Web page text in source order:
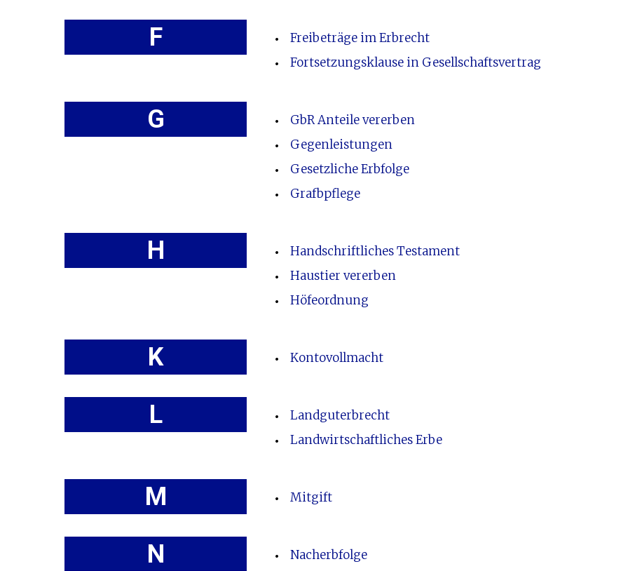
F
Freibeträge im Erbrecht
Fortsetzungsklause in Gesellschaftsvertrag
G
GbR Anteile vererben
Gegenleistungen
Gesetzliche Erbfolge
Grafbpflege
H
Handschriftliches Testament
Haustier vererben
Höfeordnung
K Kontovollmacht
L
Landguterbrecht
Landwirtschaftliches Erbe
M Mitgift
N
Nacherbfolge